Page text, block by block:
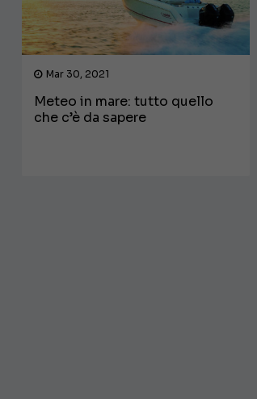
Mar 30, 2021
Meteo in mare: tutto quello
che c’è da sapere